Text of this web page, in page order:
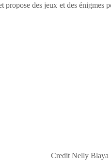
propose des jeux et des
Credit Nelly Blaya